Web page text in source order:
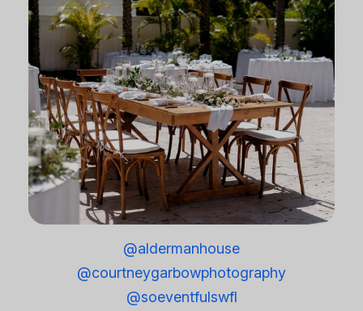
@aldermanhouse
@courtneygarbowphotography
@soeventfulswfl